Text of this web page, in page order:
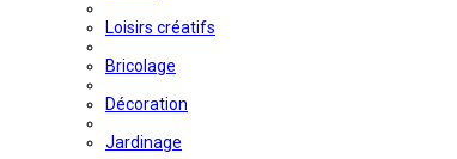
Loisirs créatifs
Bricolage
Décoration
Jardinage